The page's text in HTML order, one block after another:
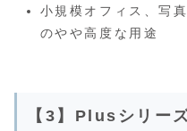
小規模オフィス、写
のやや高度な用途
【3】Plusシリー